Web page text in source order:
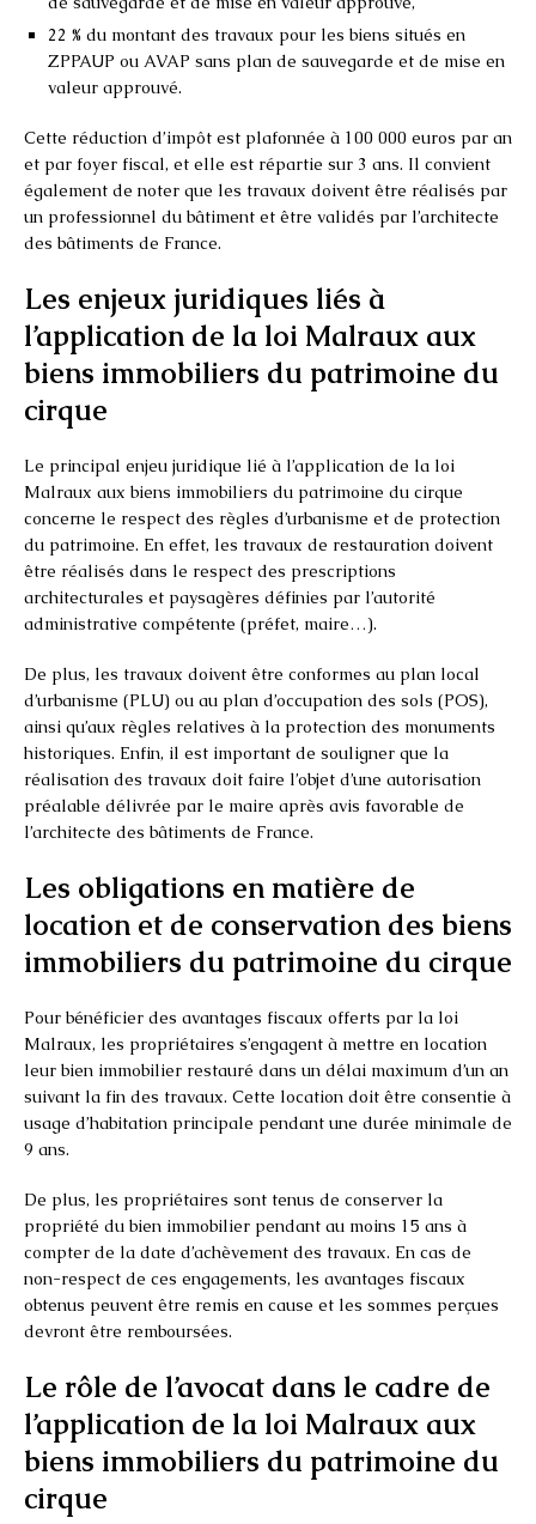
22 % du montant des travaux pour les biens situés en
ZPPAUP ou AVAP sans plan de sauvegarde et de mise en
valeur approuvé.
Cette réduction d’impôt est plafonnée à 100 000 euros par an
et par foyer fiscal, et elle est répartie sur 3 ans. Il convient
également de noter que les travaux doivent être réalisés par
un professionnel du bâtiment et être validés par l’architecte
des bâtiments de France.
Les enjeux juridiques liés à
l’application de la loi Malraux aux
biens immobiliers du patrimoine du
cirque
Le principal enjeu juridique lié à l’application de la loi
Malraux aux biens immobiliers du patrimoine du cirque
concerne le respect des règles d’urbanisme et de protection
du patrimoine. En effet, les travaux de restauration doivent
être réalisés dans le respect des prescriptions
architecturales et paysagères définies par l’autorité
administrative compétente (préfet, maire…).
De plus, les travaux doivent être conformes au plan local
d’urbanisme (PLU) ou au plan d’occupation des sols (POS),
ainsi qu’aux règles relatives à la protection des monuments
historiques. Enfin, il est important de souligner que la
réalisation des travaux doit faire l’objet d’une autorisation
préalable délivrée par le maire après avis favorable de
l’architecte des bâtiments de France.
Les obligations en matière de
location et de conservation des biens
immobiliers du patrimoine du cirque
Pour bénéficier des avantages fiscaux offerts par la loi
Malraux, les propriétaires s’engagent à mettre en location
leur bien immobilier restauré dans un délai maximum d’un an
suivant la fin des travaux. Cette location doit être consentie à
usage d’habitation principale pendant une durée minimale de
9 ans.
De plus, les propriétaires sont tenus de conserver la
propriété du bien immobilier pendant au moins 15 ans à
compter de la date d’achèvement des travaux. En cas de
non-respect de ces engagements, les avantages fiscaux
obtenus peuvent être remis en cause et les sommes perçues
devront être remboursées.
Le rôle de l’avocat dans le cadre de
l’application de la loi Malraux aux
biens immobiliers du patrimoine du
cirque